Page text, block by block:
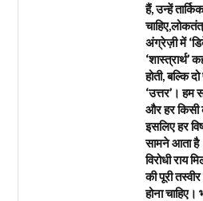
हैं, उन्हें
अंग्रेज़ी में
‘शास्त्रार्थ’
होती, बल्कि
‘उत्तर’।
और हर किसी
इसलिए हर
सामने आता
विरोधी राय
की पूरी
होना